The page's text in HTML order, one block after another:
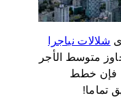
شلالات نياجرا
متوسط الأجر
5,000 دولار ، فإن خطط
تماما!